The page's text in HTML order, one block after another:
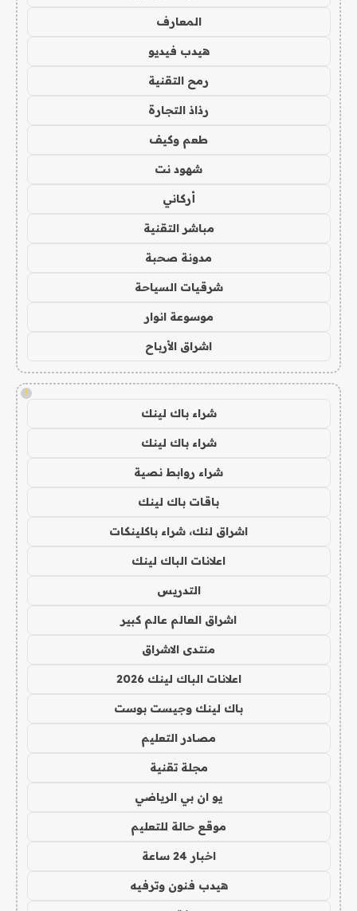
المعارف
هيدب فيديو
رمح التقنية
رذاذ التجارة
طعم وكيف
شهود نت
أركاني
مباشر التقنية
مدونة صحبة
شرقيات السياحة
موسوعة انوار
اشراق الأرباح
!
شراء باك لينك
شراء باك لينك
شراء روابط نصية
باقات باك لينك
اشراق لنك، شراء باكلينكات
اعلانات الباك لينك
التدريس
اشراق العالم عالم كبير
منتدى الاشراق
اعلانات الباك لينك 2026
باك لينك وجيست بوست
مصادر التعليم
مجلة تقنية
يو ان بي الرياضي
موقع حالة للتعليم
اخبار 24 ساعة
هيدب فنون وترفيه